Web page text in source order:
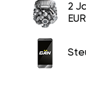
2